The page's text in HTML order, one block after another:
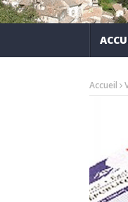
Accueil